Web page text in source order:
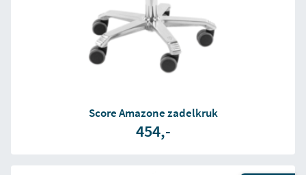
Score Amazone zadelkruk
454,-